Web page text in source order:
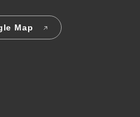
Map